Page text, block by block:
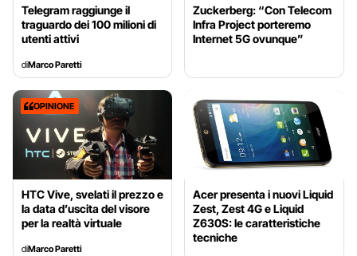
Telegram raggiunge il
traguardo dei 100 milioni di
utenti attivi
diMarco Paretti
Zuckerberg: “Con Telecom
Infra Project porteremo
Internet 5G ovunque”
OPINIONE
HTC Vive, svelati il prezzo e
la data d’uscita del visore
per la realtà virtuale
diMarco Paretti
Acer presenta i nuovi Liquid
Zest, Zest 4G e Liquid
Z630S: le caratteristiche
tecniche